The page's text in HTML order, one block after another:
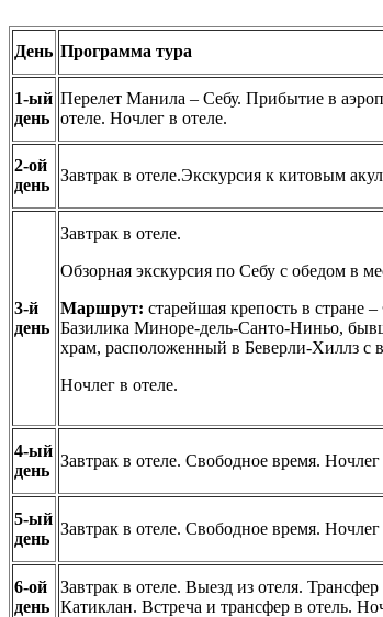
День Программа тура
1-ый
день
Перелет Манила – Себу. Прибытие в
отеле. Ночлег в отеле.
2-ой
день
Завтрак в отеле.Экскурсия к китовым
3-й
день
Завтрак в отеле.
Обзорная экскурсия по Себу с обедом в
Маршрут: старейшая крепость в стране
Базилика Миноре-дель-Санто-Ниньо,
храм, расположенный в Беверли-Хиллз с
Ночлег в отеле.
4-ый
день
Завтрак в отеле. Свободное время. Ночлег
5-ый
день
Завтрак в отеле. Свободное время. Ночлег
6-ой
день
Завтрак в отеле. Выезд из отеля.
Катиклан. Встреча и трансфер в отель.